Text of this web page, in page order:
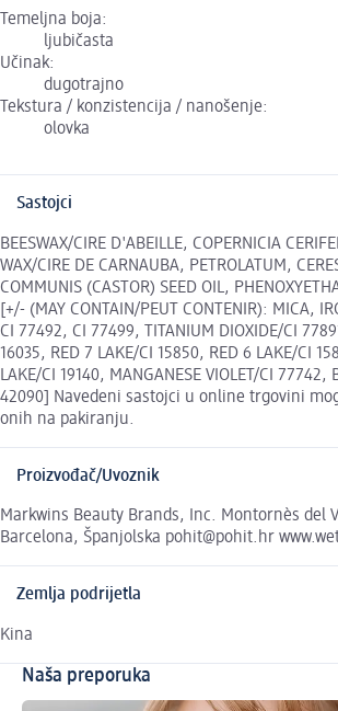
Temeljna boja:
ljubičasta
Učinak:
dugotrajno
Tekstura / konzistencija / nanošenje:
olovka
Sastojci
BEESWAX/CIRE D'ABEILLE, COPERNICIA
WAX/CIRE DE CARNAUBA, PETROLATUM,
COMMUNIS (CASTOR) SEED OIL,
[+/- (MAY CONTAIN/PEUT CONTENIR): MICA,
CI 77492, CI 77499, TITANIUM DIOXIDE/CI
16035, RED 7 LAKE/CI 15850, RED 6 LAKE/CI
LAKE/CI 19140, MANGANESE VIOLET/CI 77742,
42090] Navedeni sastojci u online trgovini
onih na pakiranju.
Proizvođač/Uvoznik
Markwins Beauty Brands, Inc. Montornès del
Barcelona, Španjolska pohit@pohit.hr
Zemlja podrijetla
Kina
Naša preporuka